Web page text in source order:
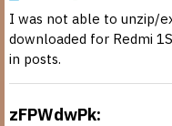
I was not able to unzip/
downloaded for Redmi
in posts.
zFPWdwPk: